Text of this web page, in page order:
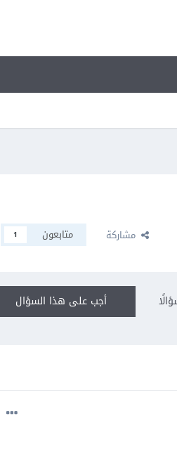
مشاركة متابعون 1
أجب على هذا السؤال